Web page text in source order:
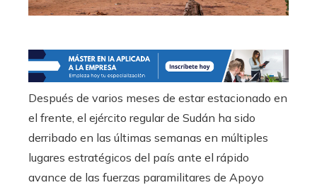
Después de varios meses de estar estacionado en
el frente, el ejército regular de Sudán ha sido
derribado en las últimas semanas en múltiples
lugares estratégicos del país ante el rápido
avance de las fuerzas paramilitares de Apoyo